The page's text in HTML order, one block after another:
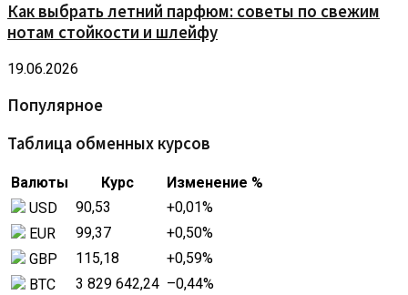
Как выбрать летний парфюм: советы по свежим
нотам стойкости и шлейфу
19.06.2026
Популярное
Таблица обменных курсов
Валюты Курс
Изменение %
USD
90,53 +0,01%
EUR
99,37 +0,50%
GBP
115,18 +0,59%
BTC
3 829 642,24 –0,44%